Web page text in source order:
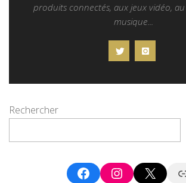
produits connectés, aux jeux vidéo,
musique...
Rechercher
FacebookInstagram
X